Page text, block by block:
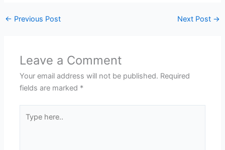
← Previous Post Next Post →
Leave a Comment
Your email address will not be published. Required
fields are marked *
here..